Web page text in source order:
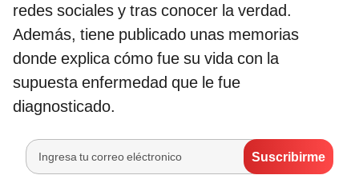
redes sociales y tras conocer la verdad.
Además, tiene publicado unas memorias
donde explica cómo fue su vida con la
supuesta enfermedad que le fue
diagnosticado.